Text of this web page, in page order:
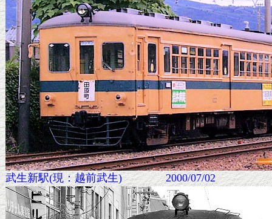
武生新駅(現：越前武生) 2000/07/02